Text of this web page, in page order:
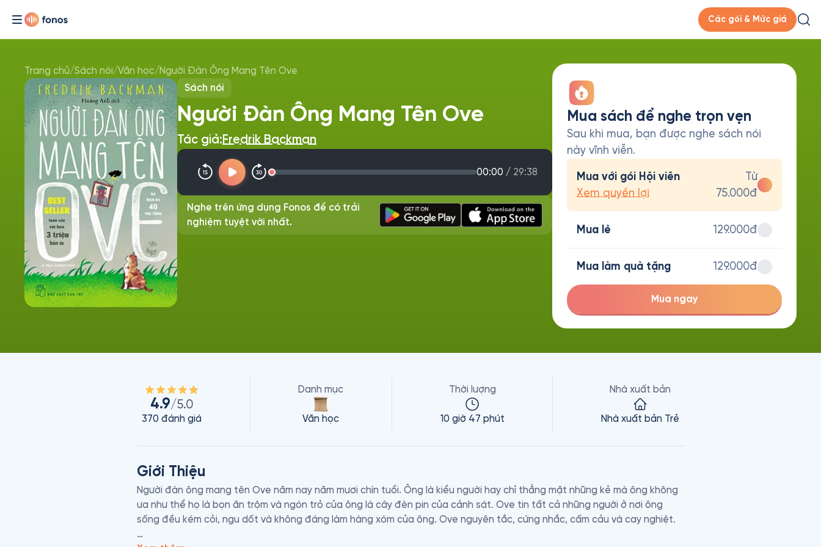
Các gói & Mức giá
Trang chủ/Sách nói/Văn học/Người Đàn Ông Mang Tên Ove
Sách nói
Người Đàn Ông Mang Tên Ove
Tác giả:Fredrik Backman
00:00 / 29:38
Nghe trên ứng dụng Fonos để có trải
nghiệm tuyệt vời nhất.
Mua sách để nghe trọn vẹn
Sau khi mua, bạn được nghe sách nói
này vĩnh viễn.
Mua với gói Hội viên
Xem quyền lợi
Từ
75.000đ
Mua lẻ 129.000đ
Mua làm quà tặng 129.000đ
Mua ngay
4.9/5.0
370 đánh giá
Danh mục
Văn học
Thời lượng
10 giờ 47 phút
Nhà xuất bản
Nhà xuất bản Trẻ
Giới Thiệu
Người đàn ông mang tên Ove năm nay năm mươi chín tuổi. Ông là kiểu người hay chỉ thẳng mặt những kẻ mà ông không
ưa như thể họ là bọn ăn trộm và ngón trỏ của ông là cây đèn pin của cảnh sát. Ove tin tất cả những người ở nơi ông
sống đều kém cỏi, ngu dốt và không đáng làm hàng xóm của ông. Ove nguyên tắc, cứng nhắc, cấm cảu và cay nghiệt.